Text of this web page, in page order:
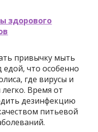
здорового
привычку мыть
едой, что особенно
где вирусы и
Время от
дезинфекцию
питьевой